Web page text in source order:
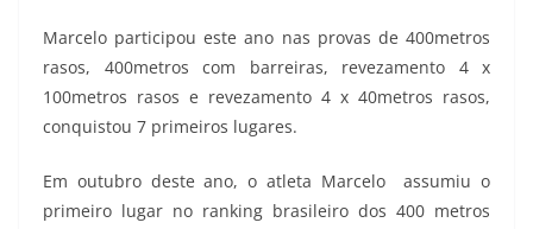
Marcelo participou este ano nas provas de 400metros
rasos, 400metros com barreiras, revezamento 4 x
100metros rasos e revezamento 4 x 40metros rasos,
conquistou 7 primeiros lugares.
Em outubro deste ano, o atleta Marcelo assumiu o
primeiro lugar no ranking brasileiro dos 400 metros